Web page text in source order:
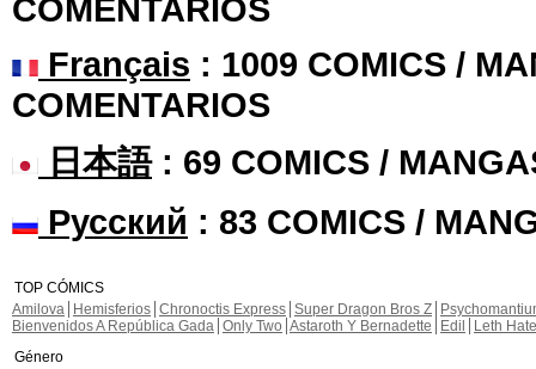
COMENTARIOS
Français : 1009 COMICS /
COMENTARIOS
日本語: 69 COMICS /
Русский : 83 COMICS /
TOP CÓMICS
Amilova
Hemisferios Chronoctis Express Super Dragon Bros Z
Bienvenidos A República Gada Only Two Astaroth Y Bernadette Edil
Leth Hate
Género